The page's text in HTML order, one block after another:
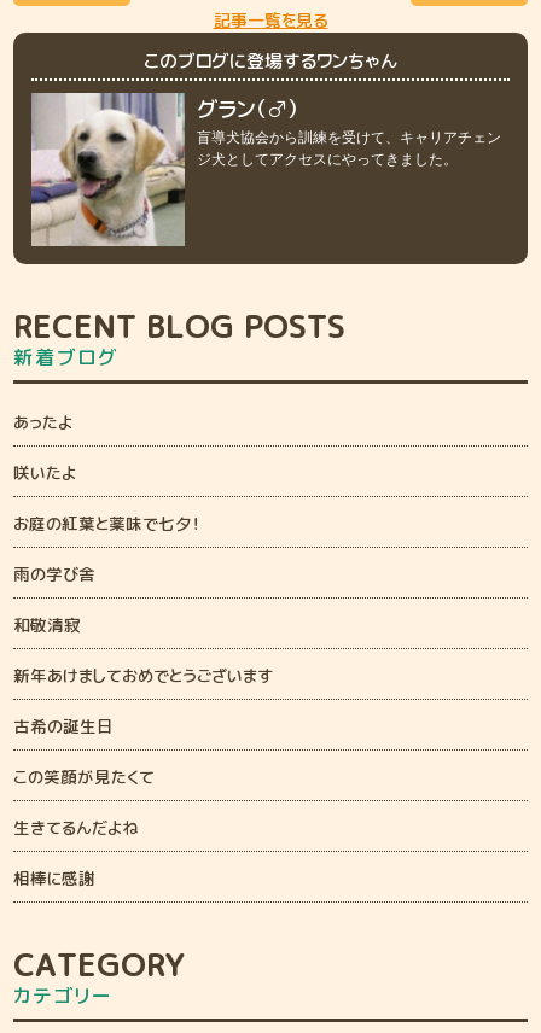
記事一覧を見る
このブログに登場するワンちゃん
グラン（♂）
盲導犬協会から訓練を受けて、キャリアチェン
ジ犬としてアクセスにやってきました。
RECENT BLOG POSTS
新着ブログ
あったよ
咲いたよ
お庭の紅葉と薬味で七夕！
雨の学び舎
和敬清寂
新年あけましておめでとうございます
古希の誕生日
この笑顔が見たくて
生きてるんだよね
相棒に感謝
CATEGORY
カテゴリー